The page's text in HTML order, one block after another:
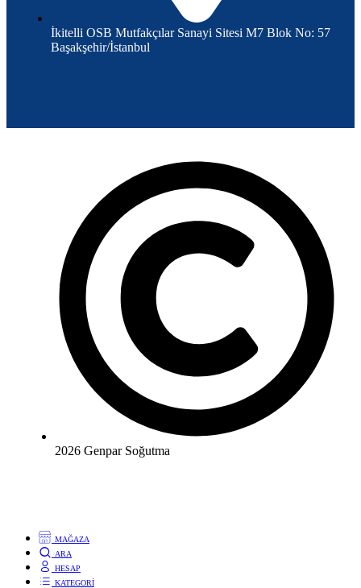
İkitelli OSB Mutfakçılar Sanayi Sitesi M7 Blok No: 57
Başakşehir/İstanbul
2026 Genpar Soğutma